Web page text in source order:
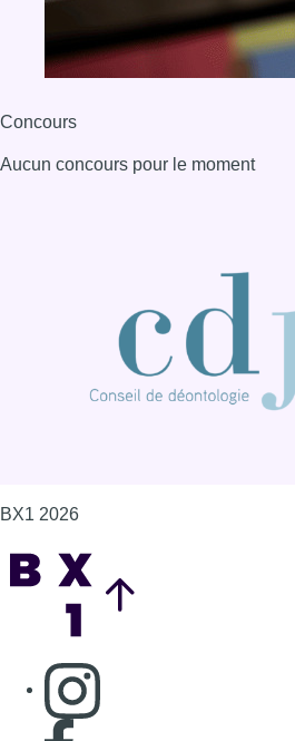
Concours
Aucun concours pour le moment
BX1 2026
Consulter page Instagram
Consulter page Facebook